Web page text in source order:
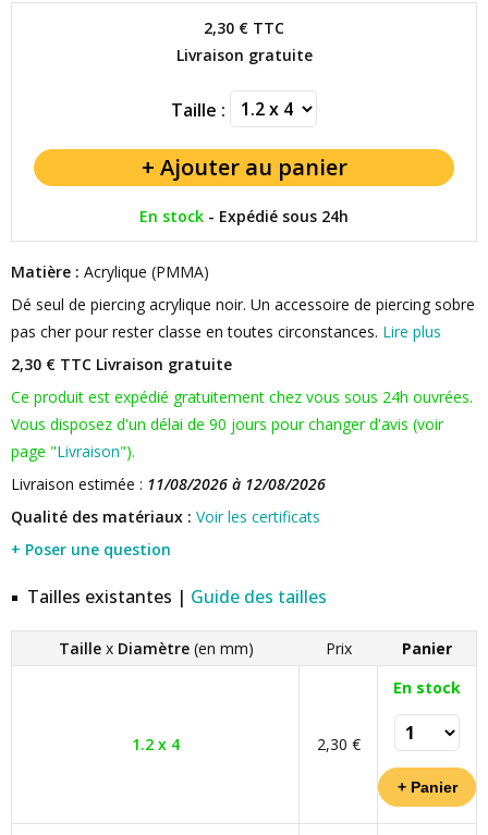
2,30 € TTC
Livraison gratuite
Taille :
En stock - Expédié sous 24h
Matière : Acrylique (PMMA)
Dé seul de piercing acrylique noir. Un accessoire de piercing sobre
pas cher pour rester classe en toutes circonstances. Lire plus
2,30 € TTC Livraison gratuite
Ce produit est expédié gratuitement chez vous sous 24h ouvrées.
Vous disposez d'un délai de 90 jours pour changer d'avis (voir
page "Livraison").
Livraison estimée : 11/08/2026 à 12/08/2026
Qualité des matériaux : Voir les certificats
+ Poser une question
Tailles existantes | Guide des tailles
Taille x Diamètre (en mm) Prix Panier
1.2 x 4 2,30 €
En stock